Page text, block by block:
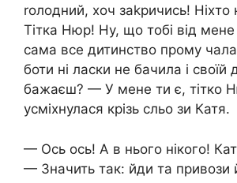
rолодний, хоч заkричись! Ніхто
Тітка Нюр! Ну, що тобі від
сама все дитинство прому
боти ні ласки не бачила і своїй
бажаєш? — У мене ти є, тітко
усміхнулася крізь сльо зи Катя.
— Ось ось! А в нього нікого!
— Значить так: йди та привози